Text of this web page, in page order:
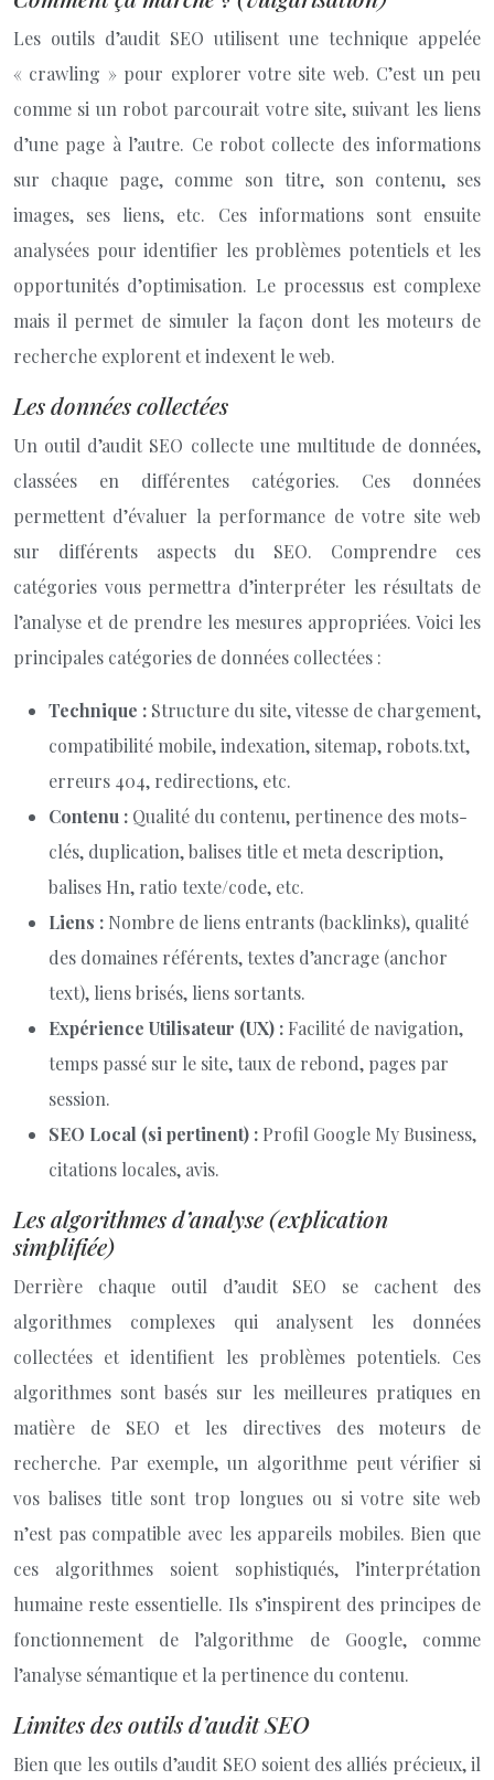
Les outils d’audit SEO utilisent une technique appelée
« crawling » pour explorer votre site web. C’est un peu
comme si un robot parcourait votre site, suivant les liens
d’une page à l’autre. Ce robot collecte des informations
sur chaque page, comme son titre, son contenu, ses
images, ses liens, etc. Ces informations sont ensuite
analysées pour identifier les problèmes potentiels et les
opportunités d’optimisation. Le processus est complexe
mais il permet de simuler la façon dont les moteurs de
recherche explorent et indexent le web.
Les données collectées
Un outil d’audit SEO collecte une multitude de données,
classées en différentes catégories. Ces données
permettent d’évaluer la performance de votre site web
sur différents aspects du SEO. Comprendre ces
catégories vous permettra d’interpréter les résultats de
l’analyse et de prendre les mesures appropriées. Voici les
principales catégories de données collectées :
Technique : Structure du site, vitesse de chargement,
compatibilité mobile, indexation, sitemap, robots.txt,
erreurs 404, redirections, etc.
Contenu : Qualité du contenu, pertinence des mots-
clés, duplication, balises title et meta description,
balises Hn, ratio texte/code, etc.
Liens : Nombre de liens entrants (backlinks), qualité
des domaines référents, textes d’ancrage (anchor
text), liens brisés, liens sortants.
Expérience Utilisateur (UX) : Facilité de navigation,
temps passé sur le site, taux de rebond, pages par
session.
SEO Local (si pertinent) : Profil Google My Business,
citations locales, avis.
Les algorithmes d’analyse (explication
simplifiée)
Derrière chaque outil d’audit SEO se cachent des
algorithmes complexes qui analysent les données
collectées et identifient les problèmes potentiels. Ces
algorithmes sont basés sur les meilleures pratiques en
matière de SEO et les directives des moteurs de
recherche. Par exemple, un algorithme peut vérifier si
vos balises title sont trop longues ou si votre site web
n’est pas compatible avec les appareils mobiles. Bien que
ces algorithmes soient sophistiqués, l’interprétation
humaine reste essentielle. Ils s’inspirent des principes de
fonctionnement de l’algorithme de Google, comme
l’analyse sémantique et la pertinence du contenu.
Limites des outils d’audit SEO
Bien que les outils d’audit SEO soient des alliés précieux, il